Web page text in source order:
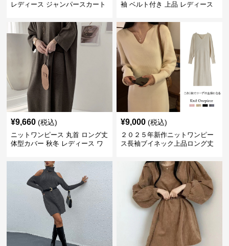
レディース ジャンパースカート
袖 ベルト付き 上品 レディース
¥9,660 (税込)
ニットワンピース 丸首 ロング丈
体型カバー 秋冬 レディース ワ
¥9,000 (税込)
２０２５年新作ニットワンピー
ス長袖ブイネック上品ロング丈